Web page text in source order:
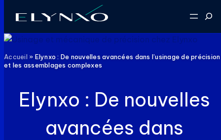
contenu
Accueil » Elynxo : De nouvelles avancées dans l’usinage de précision
et les assemblages complexes
Elynxo : De nouvelles
avancées dans